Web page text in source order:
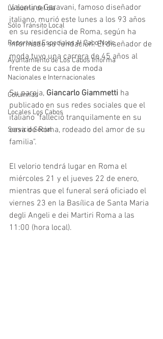
La buena del día
Sólo Tránsito Local
Reportajes Especiales Al Cabo Notic
Ayuntamiento de Los Cabos Informa
Nacionales e Internacionales
Columnas
Locales Los Cabos
Servicio Social
Valentino Garavani, famoso diseñador
italiano, murió este lunes a los 93 años
en su residencia de Roma, según ha
informado su fundación. El diseñador de
moda tuvo una carrera de 45 años al
frente de su casa de moda
Su pareja, Giancarlo Giammetti ha
publicado en sus redes sociales que el
italiano "falleció tranquilamente en su
casa de Roma, rodeado del amor de su
familia".
El velorio tendrá lugar en Roma el
miércoles 21 y el jueves 22 de enero,
mientras que el funeral será oficiado el
viernes 23 en la Basílica de Santa Maria
degli Angeli e dei Martiri Roma a las
11:00 (hora local).